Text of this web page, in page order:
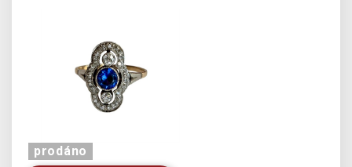
prodáno